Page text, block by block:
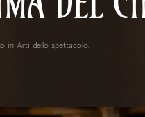
in Arti dello spettacolo.